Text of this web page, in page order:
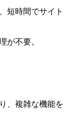
短時間でサイト
が不要。
、複雑な機能を